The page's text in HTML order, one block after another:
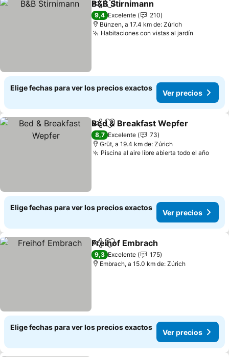
CompartirAgregar a favoritos
B&B Stirnimann
9,4 Excelente
210
Bünzen, a 17.4 km de: Zúrich
Habitaciones con vistas al jardín
Elige fechas para ver los precios exactos
Ver precios
CompartirAgregar a favoritos
Bed & Breakfast Wepfer
8,7 Excelente
73
Grüt, a 19.4 km de: Zúrich
Piscina al aire libre abierta todo el año
Elige fechas para ver los precios exactos
Ver precios
CompartirAgregar a favoritos
Freihof Embrach
9,3 Excelente
175
Embrach, a 15.0 km de: Zúrich
Elige fechas para ver los precios exactos
Ver precios